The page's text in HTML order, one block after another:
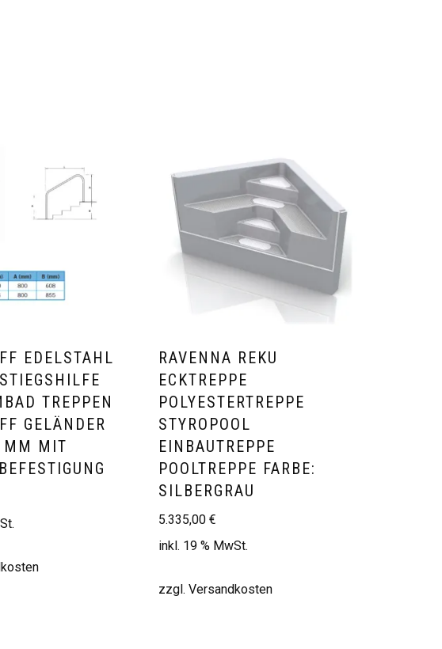
EDELSTAHL
TREPPEN
GELÄNDER
MIT
RAVENNA REKU
ECKTREPPE
POLYESTERTREPPE
STYROPOOL
EINBAUTREPPE
POOLTREPPE FARBE:
SILBERGRAU
5.335,00€
inkl. 19 % MwSt.
zzgl.Versandkosten